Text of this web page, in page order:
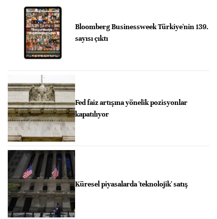
Bloomberg Businessweek Türkiye'nin 139.
sayısı çıktı
Fed faiz artışına yönelik pozisyonlar
kapatılıyor
Küresel piyasalarda 'teknolojik' satış